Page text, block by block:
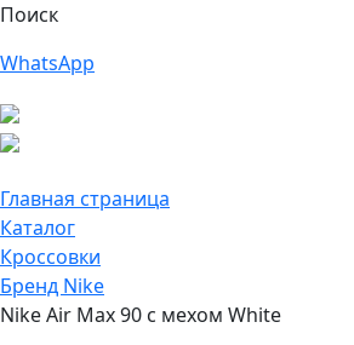
Поиск
WhatsApp
Главная страница
Каталог
Кроссовки
Бренд Nike
Nike Air Max 90 с мехом White